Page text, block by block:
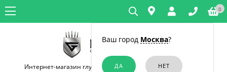
Ваш город Москва?
0
Интернет-магазин глушилок связи и диктофонов в Москве